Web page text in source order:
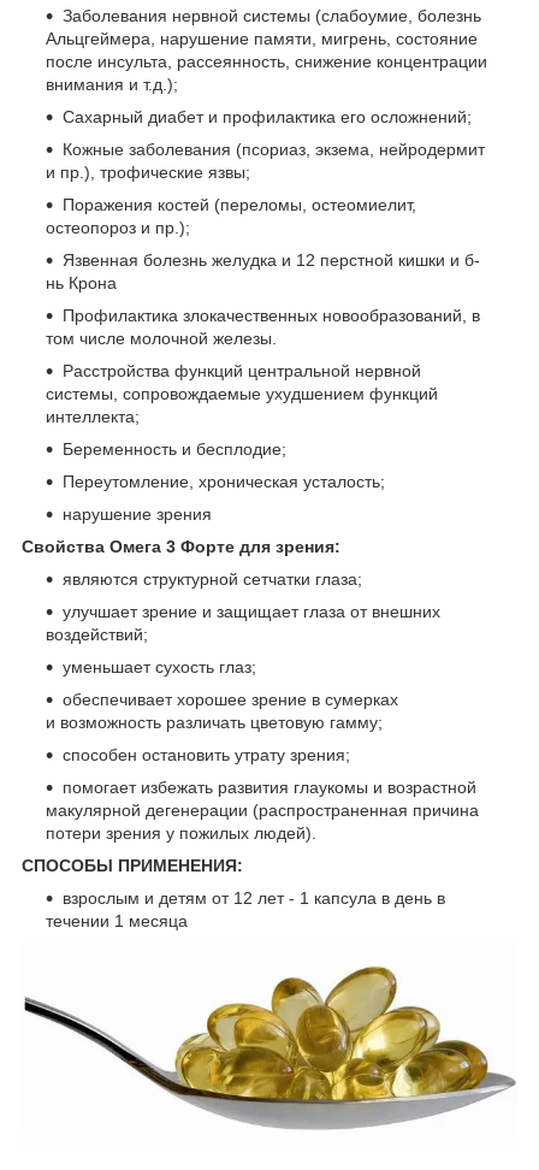
Заболевания нервной системы (слабоумие, болезнь
Альцгеймера, нарушение памяти, мигрень, состояние
после инсульта, рассеянность, снижение концентрации
внимания и т.д.);
Сахарный диабет и профилактика его осложнений;
Кожные заболевания (псориаз, экзема, нейродермит
и пр.), трофические язвы;
Поражения костей (переломы, остеомиелит,
остеопороз и пр.);
Язвенная болезнь желудка и 12 перстной кишки и б-
нь Крона
Профилактика злокачественных новообразований, в
том числе молочной железы.
Расстройства функций центральной нервной
системы, сопровождаемые ухудшением функций
интеллекта;
Беременность и бесплодие;
Переутомление, хроническая усталость;
нарушение зрения
Свойства Омега 3 Форте для зрения:
являются структурной сетчатки глаза;
улучшает зрение и защищает глаза от внешних
воздействий;
уменьшает сухость глаз;
обеспечивает хорошее зрение в сумерках
и возможность различать цветовую гамму;
способен остановить утрату зрения;
помогает избежать развития глаукомы и возрастной
макулярной дегенерации (распространенная причина
потери зрения у пожилых людей).
СПОСОБЫ ПРИМЕНЕНИЯ:
взрослым и детям от 12 лет - 1 капсула в день в
течении 1 месяца